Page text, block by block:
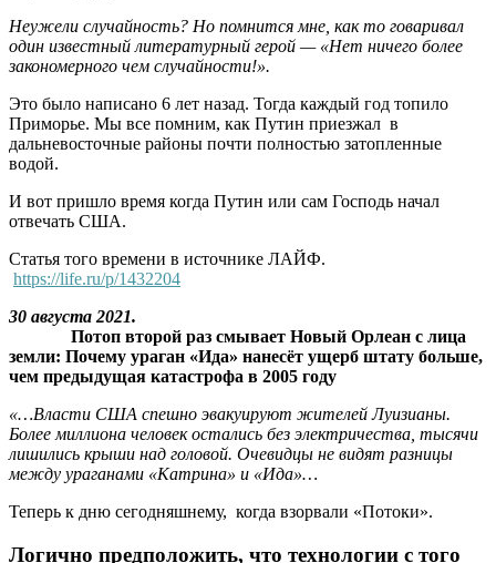
Неужели случайность? Но помнится мне, как то говаривал
один известный литературный герой — «Нет ничего более
закономерного чем случайности!».
Это было написано 6 лет назад. Тогда каждый год топило
Приморье. Мы все помним, как Путин приезжал в
дальневосточные районы почти полностью затопленные
водой.
И вот пришло время когда Путин или сам Господь начал
отвечать США.
Статья того времени в источнике ЛАЙФ.
https://life.ru/p/1432204
30 августа 2021.
Потоп второй раз смывает Новый Орлеан с лица
земли: Почему ураган «Ида» нанесёт ущерб штату больше,
чем предыдущая катастрофа в 2005 году
«…Власти США спешно эвакуируют жителей Луизианы.
Более миллиона человек остались без электричества, тысячи
лишились крыши над головой. Очевидцы не видят разницы
между ураганами «Катрина» и «Ида»…
Теперь к дню сегодняшнему, когда взорвали «Потоки».
Логично предположить, что технологии с того